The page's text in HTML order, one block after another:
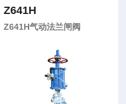
Z641H
Z641H气动法兰闸阀